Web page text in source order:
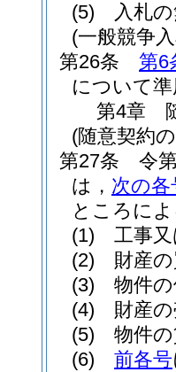
(5)
入札
(一般競争
第26条
第6
について
第4章
(随意契約
第27条
令
は， 次の各
ところに
(1)
工事
(2)
財産
(3)
物件
(4)
財産
(5)
物件
(6)
前各号